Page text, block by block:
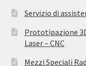
Servizio di
Prototipazione
Laser – CNC
Mezzi Speciali